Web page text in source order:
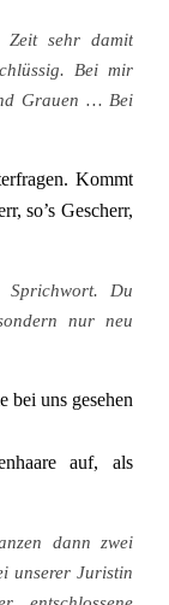
Zeit sehr damit
Bei mir
Grauen … Bei
Kommt
so’s Gescherr,
Sprichwort. Du
nur neu
bei uns gesehen
auf, als
dann zwei
unserer Juristin